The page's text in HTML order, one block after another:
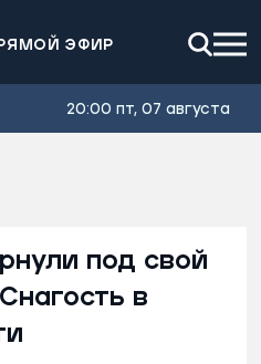
ЭФИР
20:00 пт, 07 августа
под свой
в